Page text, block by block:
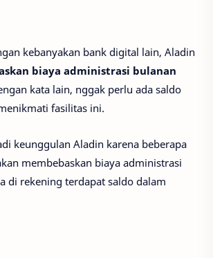
kebanyakan bank digital lain, Aladin
biaya administrasi bulanan
kata lain, nggak perlu ada saldo
fasilitas ini.
keunggulan Aladin karena beberapa
membebaskan biaya administrasi
di rekening terdapat saldo dalam